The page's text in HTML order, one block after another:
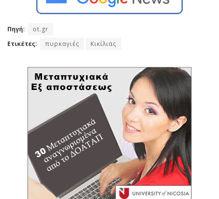
Πηγή:
ot.gr
Ετικέτες:
πυρκαγιές Κικίλιας